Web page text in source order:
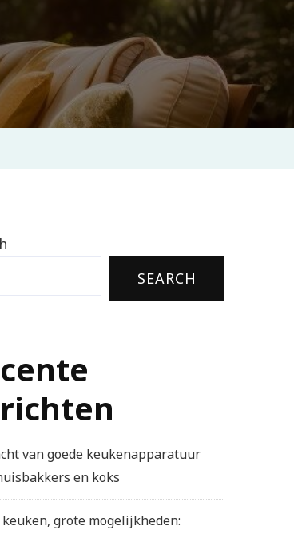
SEARCH
van goede keukenapparatuur
en koks
grote mogelijkheden: